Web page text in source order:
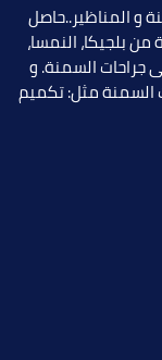
و المناظير..حاصل
بلجيكا، النمسا،
جراحات السمنة. و
السمنة مثل: تكميم